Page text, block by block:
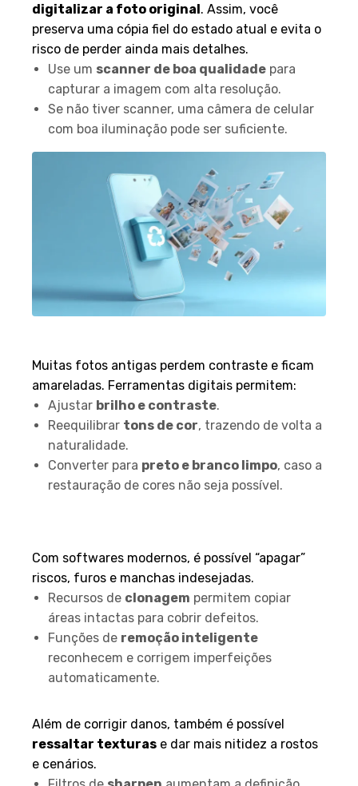
digitalizar a foto original . Assim, você
preserva uma cópia fiel do estado atual e evita o
risco de perder ainda mais detalhes.
Use um scanner de boa qualidade para
capturar a imagem com alta resolução.
Se não tiver scanner, uma câmera de celular
com boa iluminação pode ser suficiente.
Muitas fotos antigas perdem contraste e ficam
amareladas. Ferramentas digitais permitem:
Ajustar brilho e contraste.
Reequilibrar tons de cor, trazendo de volta a
naturalidade.
Converter para preto e branco limpo, caso a
restauração de cores não seja possível.
Com softwares modernos, é possível “apagar”
riscos, furos e manchas indesejadas.
Recursos de clonagem permitem copiar
áreas intactas para cobrir defeitos.
Funções de remoção inteligente
reconhecem e corrigem imperfeições
automaticamente.
Além de corrigir danos, também é possível
ressaltar texturas e dar mais nitidez a rostos
e cenários.